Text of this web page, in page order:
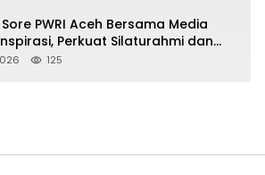
PWRI Aceh Bersama Media
Perkuat Silaturahmi dan
Pengalaman Berharga
125